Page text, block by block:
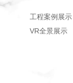
工程案例展示
VR全景展示